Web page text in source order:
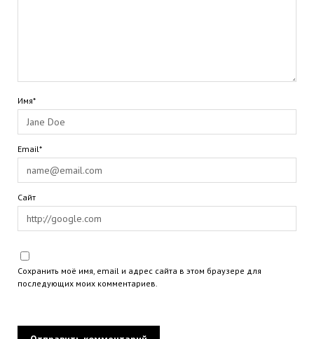
Имя*
Email*
Сайт
Сохранить моё имя, email и адрес сайта в этом браузере для
последующих моих комментариев.